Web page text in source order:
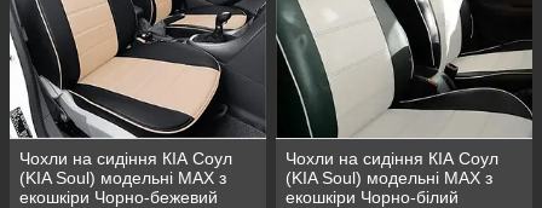
Чохли на сидіння КІА Соул
(KIA Soul) модельні MAX з
екошкіри Чорно-бежевий
Чохли на сидіння КІА Соул
(KIA Soul) модельні MAX з
екошкіри Чорно-білий